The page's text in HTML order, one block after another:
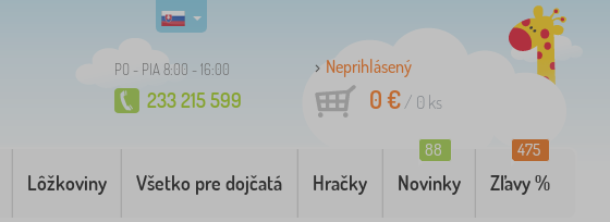
PO - PIA 8:00 - 16:00
233 215 599
Neprihlásený
0 €/ 0 ks
Lôžkoviny Všetko pre dojčatá Hračky Novinky
88
Zľavy %
475